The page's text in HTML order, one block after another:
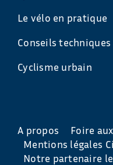
Le vélo en pratique
Conseils techniques
Cyclisme urbain
A propos
Foire
Mentions légales
Notre partenaire